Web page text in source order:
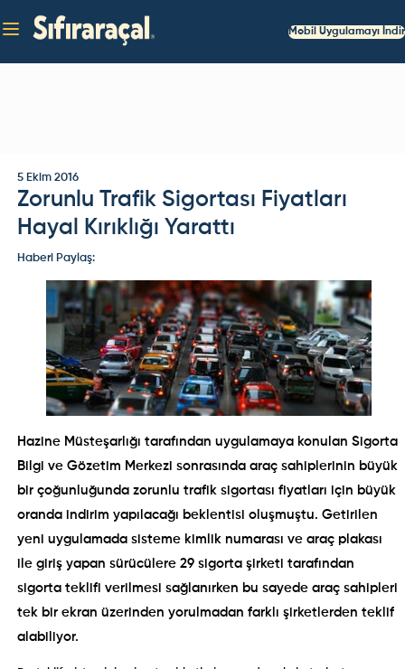
Mobil Uygulamayı İndir
5 Ekim 2016
Zorunlu Trafik Sigortası Fiyatları
Hayal Kırıklığı Yarattı
Haberi Paylaş:
Hazine Müsteşarlığı tarafından uygulamaya konulan Sigorta
Bilgi ve Gözetim Merkezi sonrasında araç sahiplerinin büyük
bir çoğunluğunda zorunlu trafik sigortası fiyatları için büyük
oranda indirim yapılacağı beklentisi oluşmuştu. Getirilen
yeni uygulamada sisteme kimlik numarası ve araç plakası
ile giriş yapan sürücülere 29 sigorta şirketi tarafından
sigorta teklifi verilmesi sağlanırken bu sayede araç sahipleri
tek bir ekran üzerinden yorulmadan farklı şirketlerden teklif
alabiliyor.